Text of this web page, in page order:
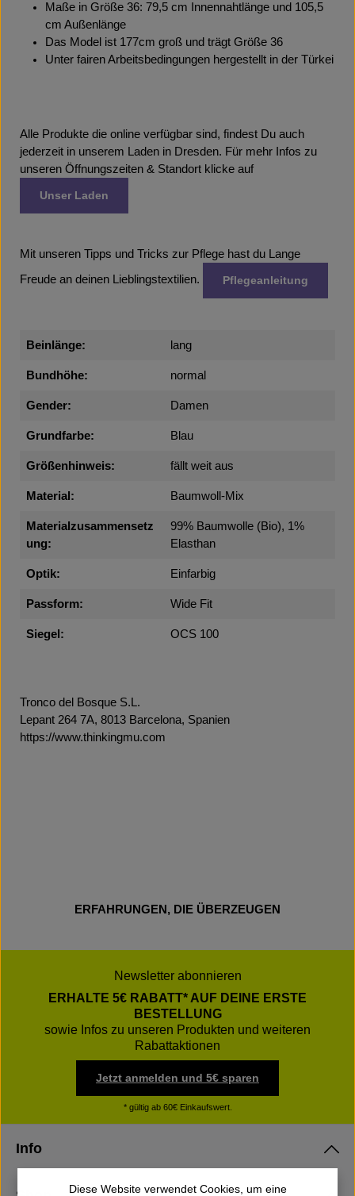
Maße in Größe 36: 79,5 cm Innennahtlänge und 105,5
cm Außenlänge
Das Model ist 177cm groß und trägt Größe 36
Unter fairen Arbeitsbedingungen hergestellt in der Türkei
Alle Produkte die online verfügbar sind, findest Du auch
jederzeit in unserem Laden in Dresden. Für mehr Infos zu
unseren Öffnungszeiten & Standort klicke auf
Unser Laden
Mit unseren Tipps und Tricks zur Pflege hast du Lange
Freude an deinen Lieblingstextilien. Pflegeanleitung
Beinlänge: lang
Bundhöhe: normal
Gender: Damen
Grundfarbe: Blau
Größenhinweis: fällt weit aus
Material: Baumwoll-Mix
Materialzusammensetz
ung:
99% Baumwolle (Bio), 1%
Elasthan
Optik: Einfarbig
Passform: Wide Fit
Siegel: OCS 100
Tronco del Bosque S.L.
Lepant 264 7A, 8013 Barcelona, Spanien
https://www.thinkingmu.com
ERFAHRUNGEN, DIE ÜBERZEUGEN
Newsletter abonnieren
ERHALTE 5€ RABATT* AUF DEINE ERSTE
BESTELLUNG
sowie Infos zu unseren Produkten und weiteren
Rabattaktionen
Jetzt anmelden und 5€ sparen
* gültig ab 60€ Einkaufswert.
Info
Diese Website verwendet Cookies, um eine